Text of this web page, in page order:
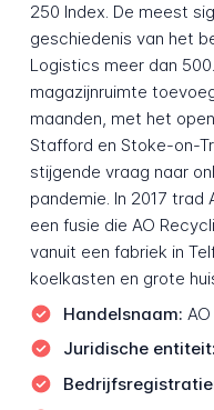
250 Index. De meest
geschiedenis van het
Logistics meer dan
magazijnruimte
maanden, met het
Stafford en Stoke-on-
stijgende vraag naar
pandemie. In 2017
een fusie die AO
vanuit een fabriek in
koelkasten en grote
Handelsnaam:
Juridische entiteit: